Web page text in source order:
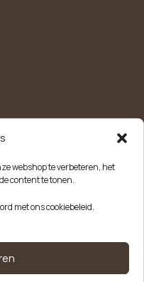
webshop te verbeteren, het
content te tonen.
met ons cookiebeleid.
en handige tips.